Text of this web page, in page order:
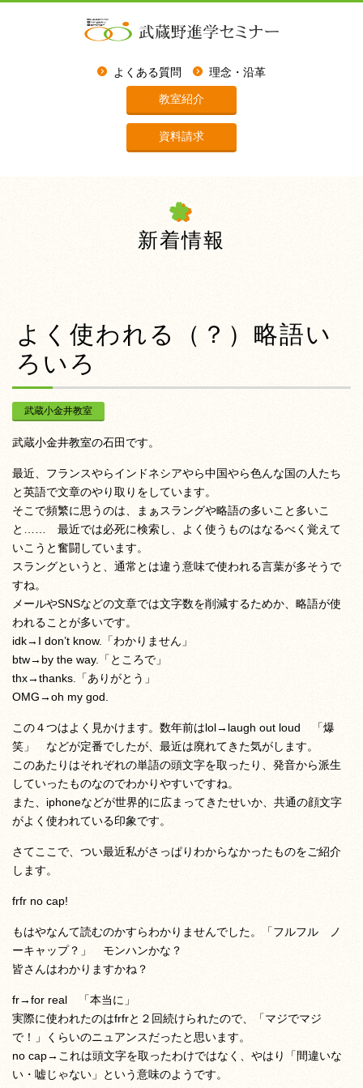
よくある質問 理念・沿革
教室紹介
資料請求
新着情報
よく使われる（？）略語い
ろいろ
武蔵小金井教室
武蔵小金井教室の石田です。
最近、フランスやらインドネシアやら中国やら色んな国の人たち
と英語で文章のやり取りをしています。
そこで頻繁に思うのは、まぁスラングや略語の多いこと多いこ
と…… 最近では必死に検索し、よく使うものはなるべく覚えて
いこうと奮闘しています。
スラングというと、通常とは違う意味で使われる言葉が多そうで
すね。
メールやSNSなどの文章では文字数を削減するためか、略語が使
われることが多いです。
idk→I don’t know.「わかりません」
btw→by the way.「ところで」
thx→thanks.「ありがとう」
OMG→oh my god.
この４つはよく見かけます。数年前はlol→laugh out loud 「爆
笑」 などが定番でしたが、最近は廃れてきた気がします。
このあたりはそれぞれの単語の頭文字を取ったり、発音から派生
していったものなのでわかりやすいですね。
また、iphoneなどが世界的に広まってきたせいか、共通の顔文字
がよく使われている印象です。
さてここで、つい最近私がさっぱりわからなかったものをご紹介
します。
frfr no cap!
もはやなんて読むのかすらわかりませんでした。「フルフル ノ
ーキャップ？」 モンハンかな？
皆さんはわかりますかね？
fr→for real 「本当に」
実際に使われたのはfrfrと２回続けられたので、「マジでマジ
で！」くらいのニュアンスだったと思います。
no cap→これは頭文字を取ったわけではなく、やはり「間違いな
い・嘘じゃない」という意味のようです。